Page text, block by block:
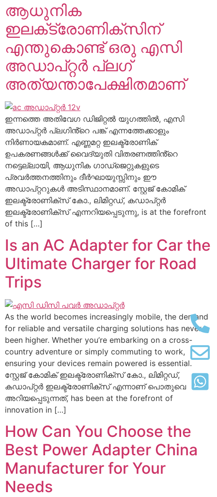
ആധുനിക
ഇലക്‌ട്രോണിക്‌സിന്
എന്തുകൊണ്ട് ഒരു എസി
അഡാപ്റ്റർ പ്ലഗ്
അത്യന്താപേക്ഷിതമാണ്
ഇന്നത്തെ അതിവേഗ ഡിജിറ്റൽ യുഗത്തിൽ, എസി
അഡാപ്റ്റർ പ്ലഗിൻ്റെ പങ്ക് എന്നത്തേക്കാളും
നിർണായകമാണ്. എണ്ണമറ്റ ഇലക്ട്രോണിക്
ഉപകരണങ്ങൾക്ക് വൈദ്യുതി വിതരണത്തിൻ്റെ
നട്ടെല്ലായി, ആധുനിക ഗാഡ്‌ജെറ്റുകളുടെ
പ്രവർത്തനത്തിനും ദീർഘായുസ്സിനും ഈ
അഡാപ്റ്ററുകൾ അടിസ്ഥാനമാണ്. സ്റ്റേജ് കോമിക്
ഇലക്ട്രോണിക്സ് കോ., ലിമിറ്റഡ്, കഡാപ്റ്റർ
ഇലക്ട്രോണിക്സ് എന്നറിയപ്പെടുന്നു, is at the forefront
of this […]
Is an AC Adapter for Car the
Ultimate Charger for Road
Trips
As the world becomes increasingly mobile, the demand
for reliable and versatile charging solutions has never
been higher. Whether you’re embarking on a cross-
country adventure or simply commuting to work,
ensuring your devices remain powered is essential.
സ്റ്റേജ് കോമിക് ഇലക്ട്രോണിക്സ് കോ., ലിമിറ്റഡ്,
കഡാപ്റ്റർ ഇലക്ട്രോണിക്സ് എന്നാണ് പൊതുവെ
അറിയപ്പെടുന്നത്, has been at the forefront of
innovation in […]
How Can You Choose the
Best Power Adapter China
Manufacturer for Your
Needs